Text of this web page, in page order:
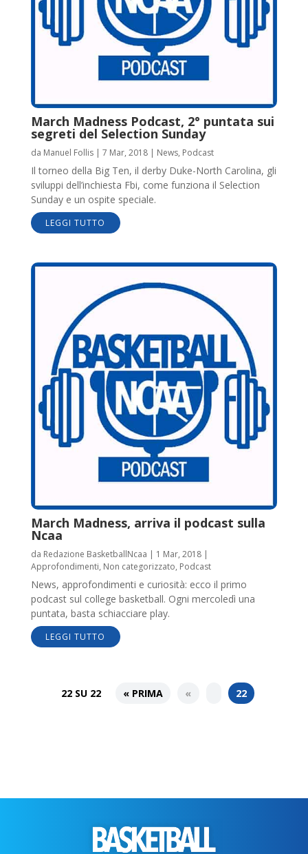
March Madness Podcast, 2° puntata sui
segreti del Selection Sunday
da Manuel Follis| 7 Mar, 2018| News, Podcast
Il torneo della Big Ten, il derby Duke-North Carolina, gli
sviluppi dell’inchiesta Fbi, come funziona il Selection
Sunday e un ospite speciale.
LEGGI TUTTO
March Madness, arriva il podcast sulla
Ncaa
da Redazione BasketballNcaa | 1 Mar, 2018|
Approfondimenti, Non categorizzato, Podcast
News, approfondimenti e curiosità: ecco il primo
podcast sul college basketball. Ogni mercoledì una
puntata, basta schiacciare play.
LEGGI TUTTO
22 SU 22 « PRIMA « 22